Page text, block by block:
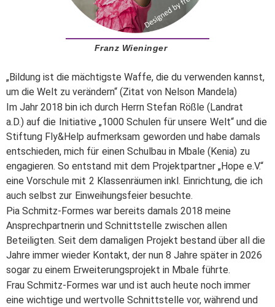
Franz Wieninger
„Bildung ist die mächtigste Waffe, die du verwenden kannst,
um die Welt zu verändern“ (Zitat von Nelson Mandela)
Im Jahr 2018 bin ich durch Herrn Stefan Rößle ( Landrat
a.D.)auf die Initiative „1000 Schulen für unsere Welt“ und die
Stiftung Fly&Help aufmerksam geworden und habe damals
entschieden, mich für einen Schulbau in Mbale (Kenia) zu
engagieren. So entstand mit dem Projektpartner „Hope e.V.“
eine Vorschule mit 2 Klassenräumen inkl. Einrichtung, die ich
auch selbst zur Einweihungsfeier besuchte.
Pia Schmitz-Formes war bereits damals 2018 meine
Ansprechpartnerin und Schnittstelle zwischen allen
Beteiligten. Seit dem damaligen Projekt bestand über all die
Jahre immer wieder Kontakt, der nun 8 Jahre später in 2026
sogar zu einem Erweiterungsprojekt in Mbale führte.
Frau Schmitz-Formes war und ist auch heute noch immer
eine wichtige und wertvolle Schnittstelle vor, während und